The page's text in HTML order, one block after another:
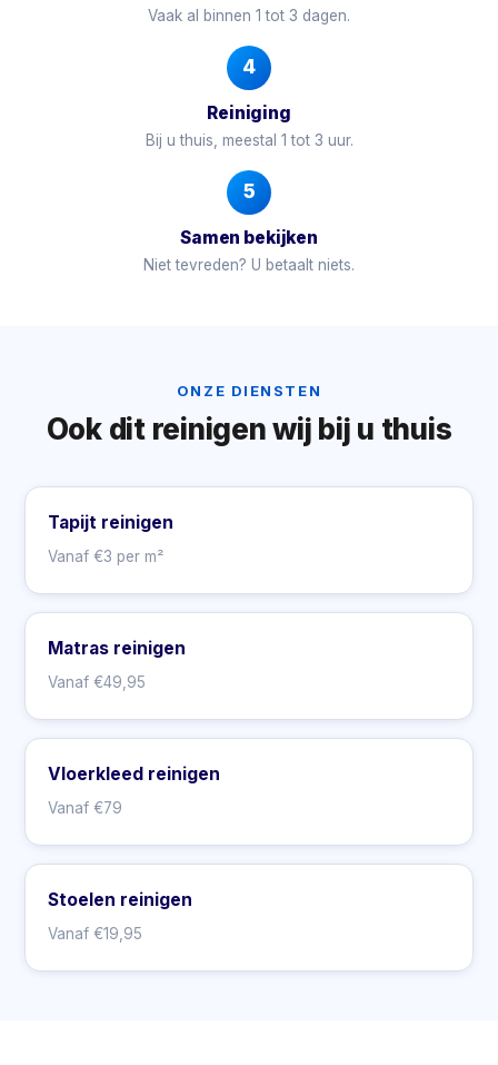
Vaak al binnen 1 tot 3 dagen.
4
Reiniging
Bij u thuis, meestal 1 tot 3 uur.
5
Samen bekijken
Niet tevreden? U betaalt niets.
ONZE DIENSTEN
Ook dit reinigen wij bij u thuis
Tapijt reinigen
Vanaf €3 per m²
Matras reinigen
Vanaf €49,95
Vloerkleed reinigen
Vanaf €79
Stoelen reinigen
Vanaf €19,95